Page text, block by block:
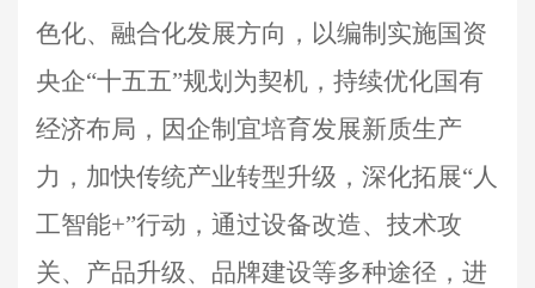
色化、融合化发展方向，以编制实施国资
央企“十五五”规划为契机，持续优化国有
经济布局，因企制宜培育发展新质生产
力，加快传统产业转型升级，深化拓展“人
工智能+”行动，通过设备改造、技术攻
关、产品升级、品牌建设等多种途径，进